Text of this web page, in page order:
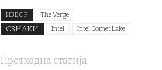
ИЗВОР The Verge
ОЗНАКИ Intel Intel Comet Lake
Претходна статија